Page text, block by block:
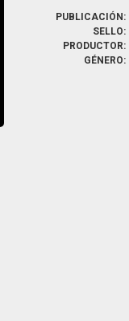
PUBLICACIÓN:
SELLO:
PRODUCTOR:
GÉNERO: